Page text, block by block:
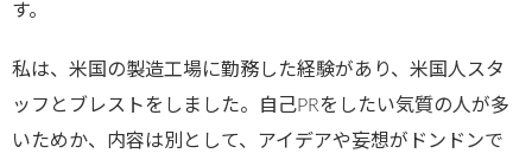
す。
私は、米国の製造工場に勤務した経験があり、米国人スタ
ッフとブレストをしました。自己PRをしたい気質の人が多
いためか、内容は別として、アイデアや妄想がドンドンで